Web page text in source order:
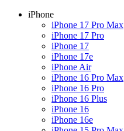
iPhone
iPhone 17 Pro Max
iPhone 17 Pro
iPhone 17
iPhone 17e
iPhone Air
iPhone 16 Pro Max
iPhone 16 Pro
iPhone 16 Plus
iPhone 16
iPhone 16e